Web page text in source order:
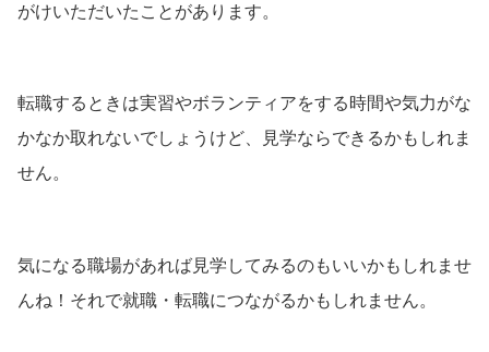
がけいただいたことがあります。
転職するときは実習やボランティアをする時間や気力がな
かなか取れないでしょうけど、見学ならできるかもしれま
せん。
気になる職場があれば見学してみるのもいいかもしれませ
んね！それで就職・転職につながるかもしれません。